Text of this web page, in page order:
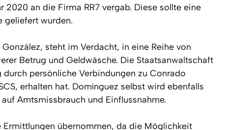
2020 an die Firma RR7 vergab. Diese sollte eine
geliefert wurden.
steht im Verdacht, in eine Reihe von
Betrug und Geldwäsche. Die Staatsanwaltschaft
persönliche Verbindungen zu Conrado
erhalten hat. Domínguez selbst wird ebenfalls
Amtsmissbrauch und Einflussnahme.
übernommen, da die Möglichkeit